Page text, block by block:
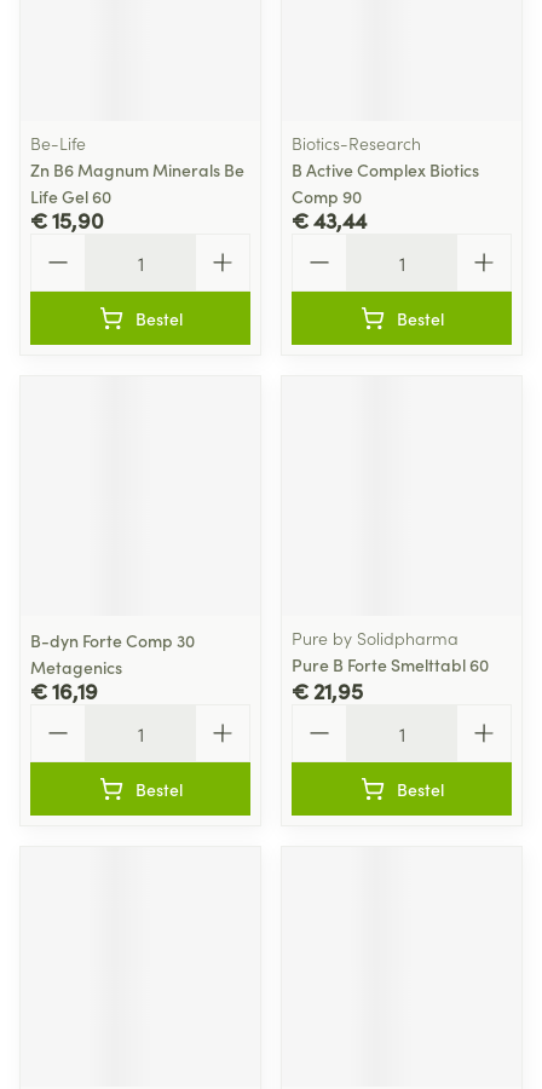
Be-Life
Zn B6 Magnum Minerals Be
Life Gel 60
€ 15,90
Bestel
Biotics-Research
B Active Complex Biotics
Comp 90
€ 43,44
Bestel
B-dyn Forte Comp 30
Metagenics
€ 16,19
Bestel
Pure by Solidpharma
Pure B Forte Smelttabl 60
€ 21,95
Bestel